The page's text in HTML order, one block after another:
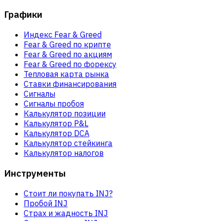
Графики
Индекс Fear & Greed
Fear & Greed по крипте
Fear & Greed по акциям
Fear & Greed по форексу
Тепловая карта рынка
Ставки финансирования
Сигналы
Сигналы пробоя
Калькулятор позиции
Калькулятор P&L
Калькулятор DCA
Калькулятор стейкинга
Калькулятор налогов
Инструменты
Стоит ли покупать INJ?
Пробой INJ
Страх и жадность INJ